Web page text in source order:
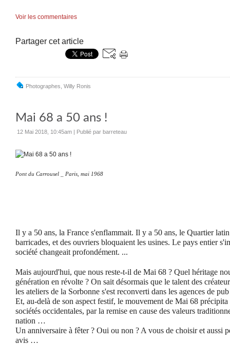
Voir les commentaires
Partager cet article
Photographes Willy Ronis
Mai 68 a 50 ans !
12 Mai 2018, 10:45am | Publié par barreteau
Pont du Carrousel _ Paris, mai 1968
Il y a 50 ans, la France s'enflammait. Il y a 50 ans, le Quartier
barricades, et des ouvriers bloquaient les usines. Le pays entier
société changeait profondément. ...
Mais aujourd'hui, que nous reste-t-il de Mai 68 ? Quel héritage
génération en révolte ? On sait désormais que le talent des
les ateliers de la Sorbonne s'est reconverti dans les agences de
Et, au-delà de son aspect festif, le mouvement de Mai 68 précipita
sociétés occidentales, par la remise en cause des valeurs
nation …
Un anniversaire à fêter ? Oui ou non ? A vous de choisir et aussi
avis …